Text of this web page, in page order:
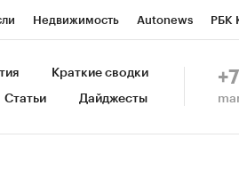
Недвижимость Autonews РБК
Спецпроекты СПб Конференции
Краткие сводки
Статьи Дайджесты